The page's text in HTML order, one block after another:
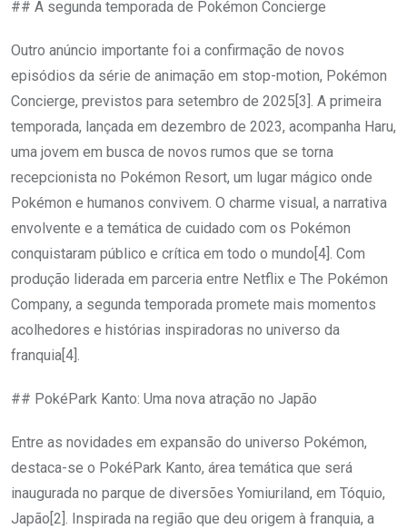
## A segunda temporada de Pokémon Concierge
Outro anúncio importante foi a confirmação de novos
episódios da série de animação em stop-motion, Pokémon
Concierge, previstos para setembro de 2025[3]. A primeira
temporada, lançada em dezembro de 2023, acompanha Haru,
uma jovem em busca de novos rumos que se torna
recepcionista no Pokémon Resort, um lugar mágico onde
Pokémon e humanos convivem. O charme visual, a narrativa
envolvente e a temática de cuidado com os Pokémon
conquistaram público e crítica em todo o mundo[4]. Com
produção liderada em parceria entre Netflix e The Pokémon
Company, a segunda temporada promete mais momentos
acolhedores e histórias inspiradoras no universo da
franquia[4].
## PokéPark Kanto: Uma nova atração no Japão
Entre as novidades em expansão do universo Pokémon,
destaca-se o PokéPark Kanto, área temática que será
inaugurada no parque de diversões Yomiuriland, em Tóquio,
Japão[2]. Inspirada na região que deu origem à franquia, a